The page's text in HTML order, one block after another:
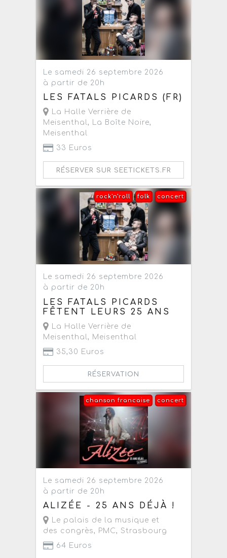
Le samedi 26 septembre 2026
à partir de 20h
LES FATALS PICARDS (FR)
La Halle Verrière de
Meisenthal, La Boîte Noire,
Meisenthal
33 Euros
RÉSERVER SUR SEETICKETS.FR
concert
folk
rock'n'roll
Le samedi 26 septembre 2026
à partir de 20h
LES FATALS PICARDS
FÊTENT LEURS 25 ANS
La Halle Verrière de
Meisenthal , Meisenthal
35,30 Euros
RÉSERVATION
concert
chanson francaise
Le samedi 26 septembre 2026
à partir de 20h
ALIZÉE - 25 ANS DÉJÀ !
Le palais de la musique et
des congrès, PMC, Strasbourg
64 Euros